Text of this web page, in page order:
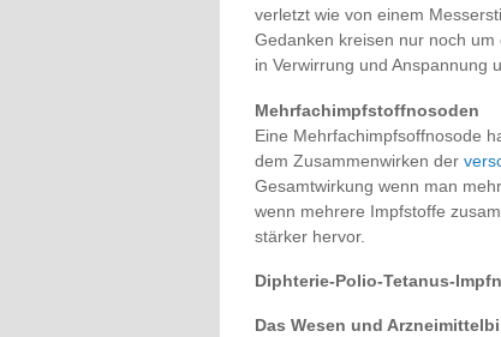
verletzt wie von einem
Gedanken kreisen nur noch
in Verwirrung und Anspannung
Mehrfachimpfstoffnosoden
Eine Mehrfachimpfsoffnosode
dem Zusammenwirken der
Gesamtwirkung wenn man
wenn mehrere Impfstoffe
stärker hervor.
Diphterie-Polio-Tetanus-
Das Wesen und